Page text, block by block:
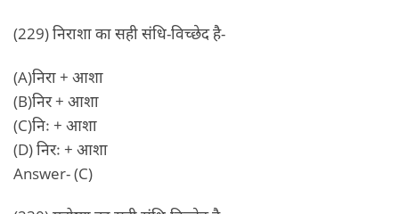
(229) निराशा का सही संधि-विच्छेद है-
(A)निरा + आशा
(B)निर + आशा
(C)निः + आशा
(D) निरः + आशा
Answer- (C)